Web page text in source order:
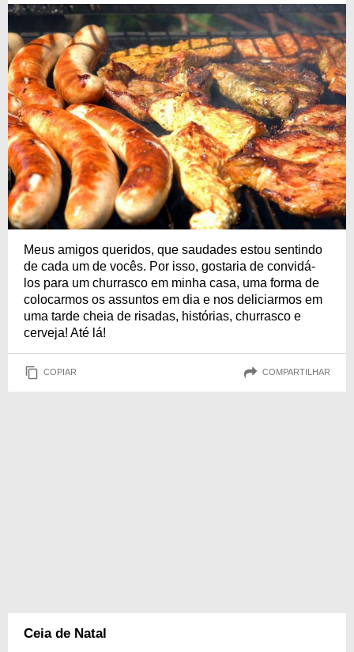
Meus amigos queridos, que saudades estou sentindo
de cada um de vocês. Por isso, gostaria de convidá-
los para um churrasco em minha casa, uma forma de
colocarmos os assuntos em dia e nos deliciarmos em
uma tarde cheia de risadas, histórias, churrasco e
cerveja! Até lá!
COPIAR COMPARTILHAR
Ceia de Natal